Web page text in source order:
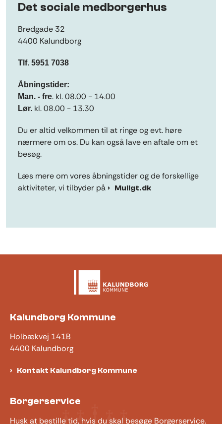
Det sociale medborgerhus
Bredgade 32
4400 Kalundborg
Tlf. 5951 7038
Åbningstider:
Man. - fre. kl. 08.00 - 14.00
Lør. kl. 08.00 - 13.30
Du er altid velkommen til at ringe og evt. høre
nærmere om os. Du kan også lave en aftale om et
besøg.
Læs mere om vores åbningstider og de forskellige
aktiviteter, vi tilbyder på
Muligt.dk
Kalundborg Kommune
Holbækvej 141B
4400 Kalundborg
Kontakt Kalundborg Kommune
Borgerservice
Husk at bestille tid, hvis du skal besøge Borgerservice.